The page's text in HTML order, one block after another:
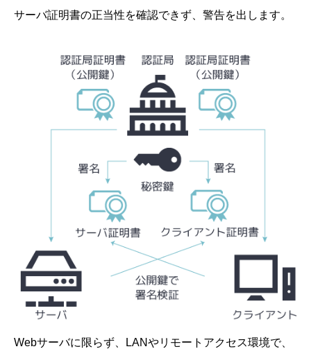
サーバ証明書の正当性を確認できず、警告を出します。
Webサーバに限らず、LANやリモートアクセス環境で、